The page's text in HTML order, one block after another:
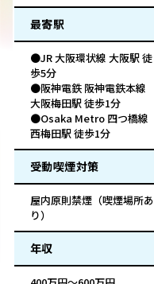
最寄駅
●JR 大阪環状線 大阪駅 徒
歩5分
●阪神電鉄 阪神電鉄本線
大阪梅田駅 徒歩1分
●Osaka Metro 四つ橋線
西梅田駅 徒歩1分
受動喫煙対策
屋内原則禁煙（喫煙場所あ
り）
年収